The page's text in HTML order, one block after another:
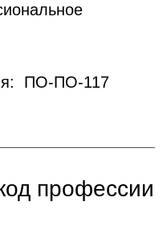
ПО-ПО-117
профессии